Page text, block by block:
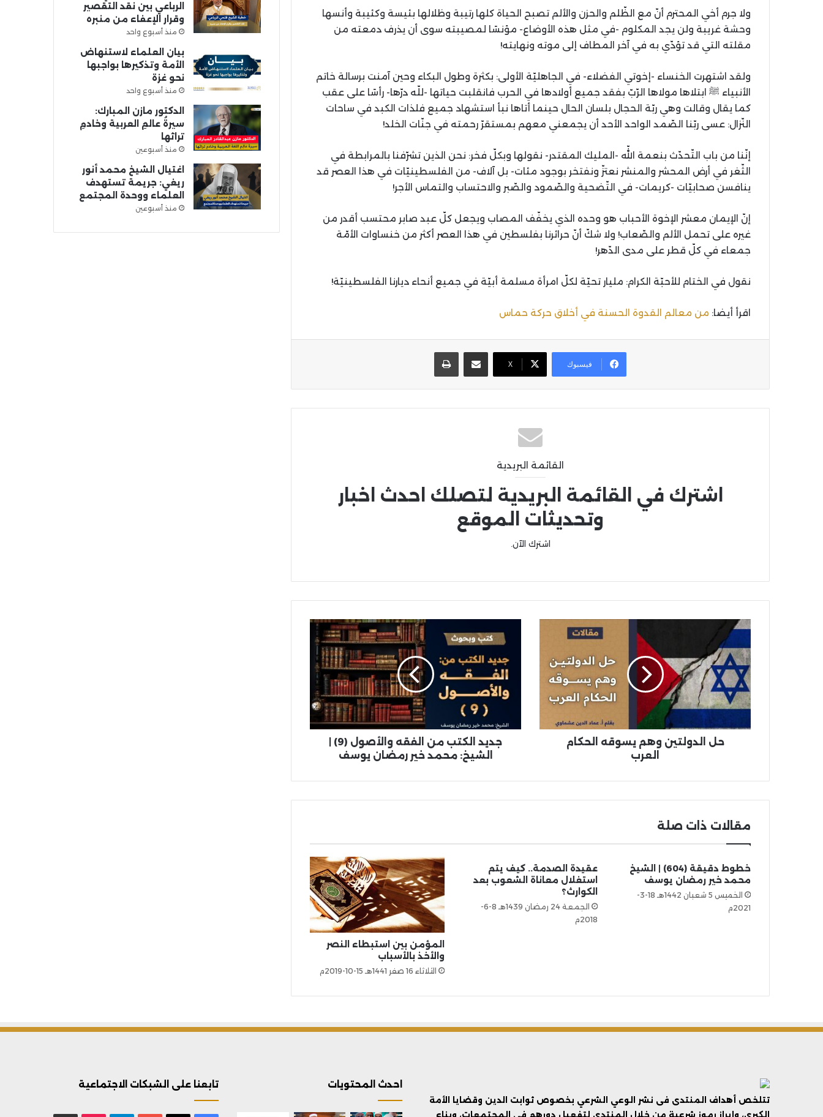
ولا جرم أخي المحترم أنّ مع الظّلم والحزن والألم تصبح الحياة كلها رتيبة وظلالها بئيسة وكئيبة وأنسها
وحشة غريبة ولن يجد المكلوم -في مثل هذه الأوضاع- مؤنسًا لمصيبته سوی أن يذرف دمعته من
مقلته التي قد تؤدّي به في آخر المطاف إلی موته ونهايته!
ولقد اشتهرت الخنساء -إخوتي الفضلاء- في الجاهليّة الأولی: بكثرة وطول البكاء وحين آمنت برسالة خاتم
الأنبياء ﷺ ابتلاها مولاها الرّبّ بفقد جميع أولادها في الحرب فانقلبت حياتها -للّه درّها- رأسًا علی عقب
كما يقال وقالت وهي ربّة الحجال بلسان الحال حينما أتاها نبأ استشهاد جميع فلذات الكبد في ساحات
النّزال: عسی ربّنا الصّمد الواحد الأحد أن يجمعني معهم بمستقرّ رحمته في جنّات الخلد!
إنّنا من باب التّحدّث بنعمة اللّه -المليك المقتدر- نقولها وبكلّ فخر: نحن الذين تشرّفنا بالمرابطة في
الثّغر في أرض المحشر والمنشر نعتزّ ونفتخر بوجود مئات- بل آلاف- من الفلسطينيّات في هذا العصر قد
ينافسن صحابيّات -كريمات- في التّضحية والصّمود والصّبر والاحتساب والتماس الأجر!
إنّ الإيمان معشر الإخوة الأحباب هو وحده الذي يخفّف المصاب ويجعل كلّ عبد صابر محتسب أقدر من
غيره على تحمل الألم والصّعاب! ولا شكّ أنّ حرائرنا بفلسطين في هذا العصر أكثر من خنساوات الأمّة
جمعاء في كلّ قطر علی مدی الدّهر!
نقول في الختام للأحبّة الكرام: مليار تحيّة لكلّ امرأة مسلمة أبيّة في جميع أنحاء ديارنا الفلسطينيّة!
اقرأ أيضا: من معالم القدوة الحسنة في أخلاق حركة حماس
فيسبوك X
مشاركة عبر البريد
القائمة البريدية
اشترك في القائمة البريدية لتصلك احدث اخبار
وتحديثات الموقع
اشترك الآن.
حل الدولتين وهم يسوقه الحكام
العرب
جديد الكتب من الفقه والأصول (9) |
الشيخ: محمد خير رمضان يوسف
مقالات ذات صلة
خطوط دقيقة (604) | الشيخ
محمد خير رمضان يوسف
الخميس 5 شعبان 1442هـ 18-3-
2021م
عقيدة الصدمة.. كيف يتم
استغلال معاناة الشعوب بعد
الكوارث؟
الجمعة 24 رمضان 1439هـ 8-6-
2018م
المؤمن بين استبطاء النصر
والأخذ بالأسباب
الثلاثاء 16 صفر 1441هـ 15-10-2019م
الرباعي بين نقد التقصير
وقرار الإعفاء من منبره
منذ أسبوع واحد
بيان العلماء لاستنهاض
الأمة وتذكيرها بواجبها
نحو غزة
منذ أسبوع واحد
الدكتور مازن المبارك:
سيرةُ عالمِ العربية وخادمِ
تراثها
منذ أسبوعين
اغتيال الشيخ محمد أنور
ريغي: جريمة تستهدف
العلماء ووحدة المجتمع
منذ أسبوعين
تتلخص أهداف المنتدى فى نشر الوعي الشرعي بخصوص ثوابت الدين وقضايا الأمة
الكبرى، وإبراز رموز شرعية من خلال المنتدى لتفعيل دورهم في المجتمعات، وبناء
احدث المحتويات تابعنا على الشبكات الاجتماعية